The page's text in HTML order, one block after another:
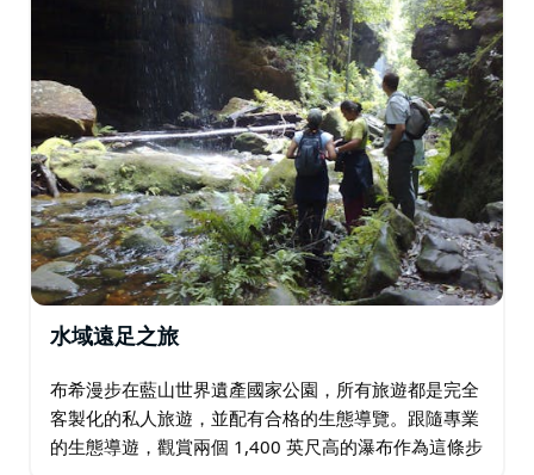
水域遠足之旅
布希漫步在藍山世界遺產國家公園，所有旅遊都是完全
客製化的私人旅遊，並配有合格的生態導覽。跟隨專業
的生態導遊，觀賞兩個 1,400 英尺高的瀑布作為這條步